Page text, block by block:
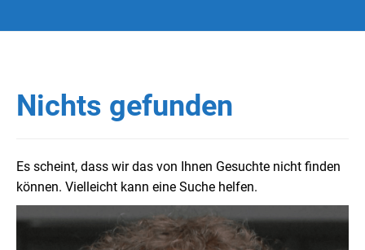
Nichts gefunden
Es scheint, dass wir das von Ihnen Gesuchte nicht finden
können. Vielleicht kann eine Suche helfen.